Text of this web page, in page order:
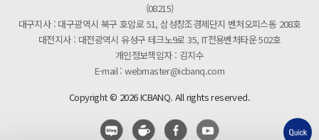
(08215)
대구지사 : 대구광역시 북구 호암로 51, 삼성창조경제단지 벤처오피스동 208호
대전지사 : 대전광역시 유성구 테크노9로 35, IT전용벤처타운 502호
개인정보책임자 : 김지수
E-mail : webmaster@icbanq.com
Copyright © 2026 ICBANQ. All rights reserved.